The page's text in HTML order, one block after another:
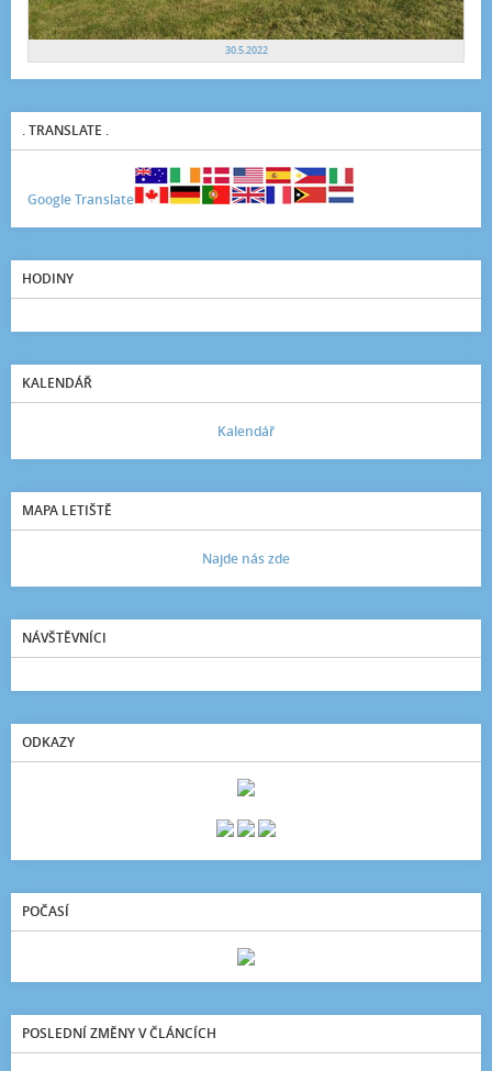
30.5.2022
. TRANSLATE .
Google Translate
HODINY
KALENDÁŘ
Kalendář
MAPA LETIŠTĚ
Najde nás zde
NÁVŠTĚVNÍCI
ODKAZY
POČASÍ
POSLEDNÍ ZMĚNY V ČLÁNCÍCH